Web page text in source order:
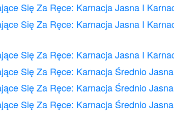
Się Za Ręce: Karnacja Jasna I
Się Za Ręce: Karnacja Jasna I
Się Za Ręce: Karnacja Jasna I
Się Za Ręce: Karnacja Średnio
Się Za Ręce: Karnacja Średnio Jasna
Się Za Ręce: Karnacja Średnio